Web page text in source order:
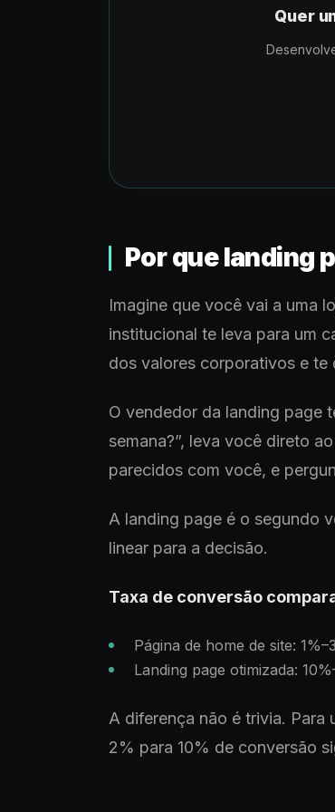
Quer
Por que landing
Imagine que você vai a uma
institucional te leva para um
dos valores corporativos e te
O vendedor da landing page
semana?”, leva você direto
parecidos com você, e
A landing page é o segundo
linear para a decisão.
Taxa de conversão
Página de home de site:
Landing page otimizada:
A diferença não é trivia. Para
2% para 10% de conversão